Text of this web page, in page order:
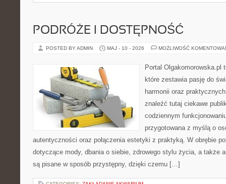
PODRÓŻE I DOSTĘPNOŚĆ
POSTED BY ADMIN MAJ - 10 - 2026 MOŻLIWOŚĆ
Portal Olgakomorowska.pl
które zestawia pasję do
harmonii oraz
znaleźć tutaj ciekawe
codziennym
przygotowana z myślą o
autentyczności oraz połączenia estetyki z praktyką. W obrębie
dotyczące mody, dbania o siebie, zdrowego stylu życia, a także
są pisane w sposób przystępny, dzięki czemu […]